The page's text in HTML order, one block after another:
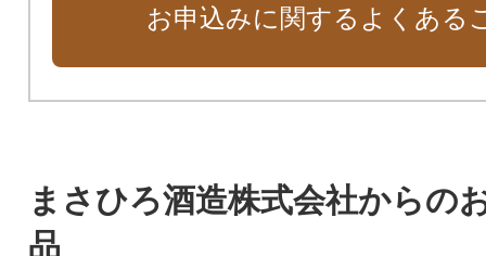
お申込みに関するよくある
まさひろ酒造株式会社からの
品